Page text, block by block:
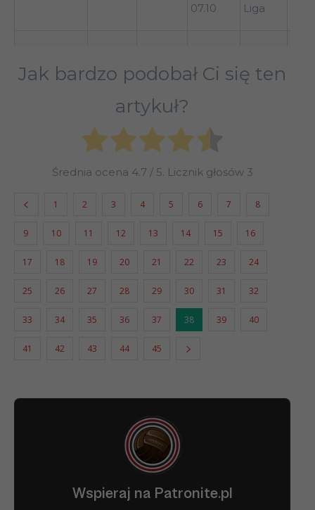
07.10 Liga
Jak bardzo podobał Ci się ten
artykuł?
Średnia ocena 4.7 / 5. Licznik głosów 3
1 2 3 4 5 6 7 8
9 10 11 12 13 14 15 16
17 18 19 20 21 22 23 24
25 26 27 28 29 30 31 32
33 34 35 36 37 38 39 40
41 42 43 44 45